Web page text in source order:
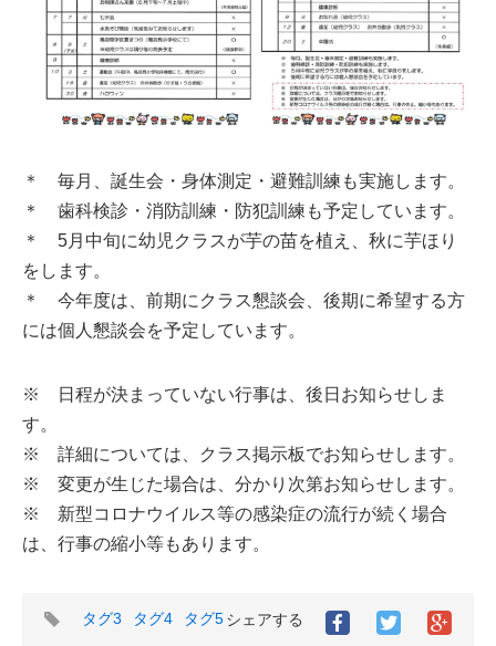
＊ 毎月、誕生会・身体測定・避難訓練も実施します。
＊ 歯科検診・消防訓練・防犯訓練も予定しています。
＊ 5月中旬に幼児クラスが芋の苗を植え、秋に芋ほり
をします。
＊ 今年度は、前期にクラス懇談会、後期に希望する方
には個人懇談会を予定しています。
※ 日程が決まっていない行事は、後日お知らせしま
す。
※ 詳細については、クラス掲示板でお知らせします。
※ 変更が生じた場合は、分かり次第お知らせします。
※ 新型コロナウイルス等の感染症の流行が続く場合
は、行事の縮小等もあります。
タ
タグ3 タグ4 タグ5シェアする